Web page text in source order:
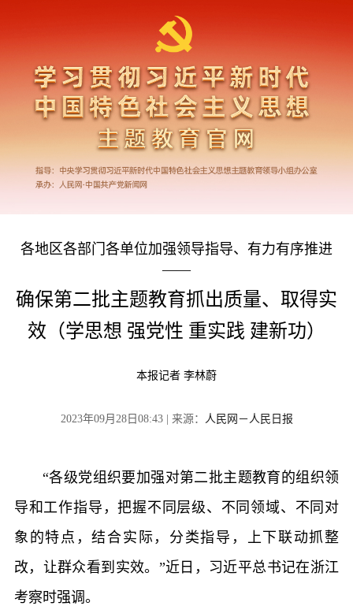
各地区各部门各单位加强领导指导、有力有序推进
——
确保第二批主题教育抓出质量、取得实
效（学思想 强党性 重实践 建新功）
本报记者 李林蔚
2023年09月28日08:43 | 来源： 人民网－人民日报
“各级党组织要加强对第二批主题教育的组织领
导和工作指导，把握不同层级、不同领域、不同对
象的特点，结合实际，分类指导，上下联动抓整
改，让群众看到实效。”近日，习近平总书记在浙江
考察时强调。